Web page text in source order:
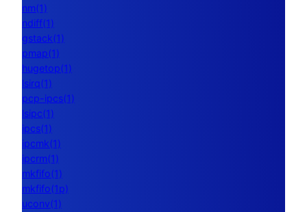
nm(1)
ndiff(1)
gstack(1)
pmap(1)
hugetop(1)
lsirq(1)
pcp-ipcs(1)
lsipc(1)
ipcs(1)
ipcmk(1)
ipcrm(1)
mkfifo(1)
mkfifo(1p)
uconv(1)